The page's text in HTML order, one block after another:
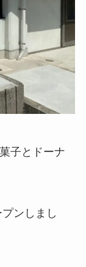
子とドーナ
ンしまし